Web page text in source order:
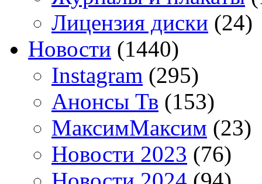
Лицензия диски (24)
Новости (1440)
Instagram (295)
Анонсы Тв (153)
МаксимМаксим (23)
Новости 2023 (76)